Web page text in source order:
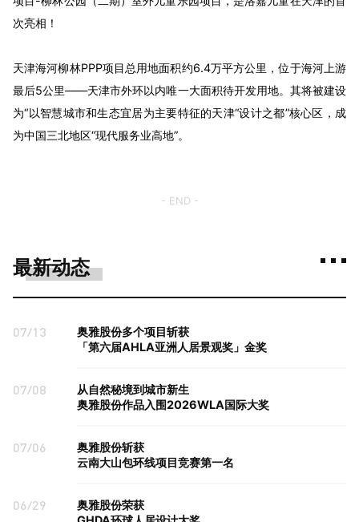
次亮相！
天津海河柳林PPP项目总用地面积约6.4万平方公里，位于海河上游
最后5公里——天津市外环以内唯一大面积待开发用地。其将被建设
为“以智慧城市和生态宜居为主要特征的天津“设计之都”核心区，成
为中国三北地区“现代服务业高地”。
- END -
最新动态
07/13
奥雅股份多个项目斩获
「第六届AHLA亚洲人居景观奖」金奖
07/08
从自然秘境到城市新生
奥雅股份作品入围2026WLA国际大奖
07/06
奥雅股份斩获
云南大山包环线项目竞赛第一名
06/29
奥雅股份荣获